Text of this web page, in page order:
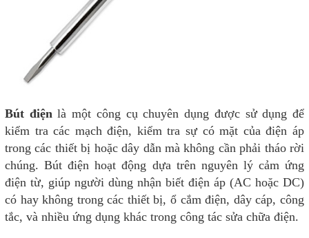
Bút điệnlà một công cụ chuyên dụng được sử dụng để
kiểm tra các mạch điện, kiểm tra sự có mặt của điện áp
trong các thiết bị hoặc dây dẫn mà không cần phải tháo rời
chúng. Bút điện hoạt động dựa trên nguyên lý cảm ứng
điện từ, giúp người dùng nhận biết điện áp (AC hoặc DC)
có hay không trong các thiết bị, ổ cắm điện, dây cáp, công
tắc, và nhiều ứng dụng khác trong công tác sửa chữa điện.